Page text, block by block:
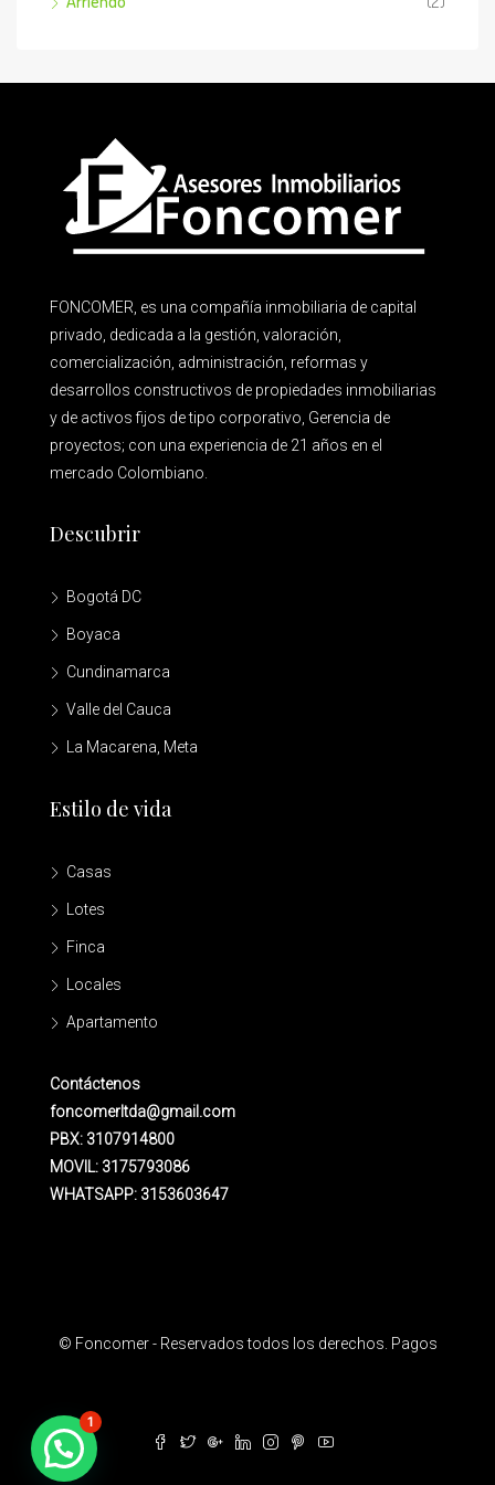
FONCOMER, es una compañía inmobiliaria de capital
privado, dedicada a la gestión, valoración,
comercialización, administración, reformas y
desarrollos constructivos de propiedades inmobiliarias
y de activos fijos de tipo corporativo, Gerencia de
proyectos; con una experiencia de 21 años en el
mercado Colombiano.
Descubrir
Bogotá DC
Boyaca
Cundinamarca
Valle del Cauca
La Macarena, Meta
Estilo de vida
Casas
Lotes
Finca
Locales
Apartamento
Contáctenos
foncomerltda@gmail.com
PBX: 3107914800
MOVIL: 3175793086
WHATSAPP: 3153603647
© Foncomer - Reservados todos los derechos. Pagos
¿Necesitas ayuda?
1